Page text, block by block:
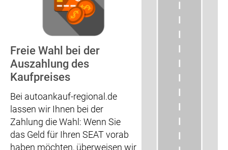
Freie Wahl bei der
Auszahlung des
Kaufpreises
Bei autoankauf-regional.de
lassen wir Ihnen bei der
Zahlung die Wahl: Wenn Sie
das Geld für Ihren SEAT vorab
haben möchten, überweisen wir